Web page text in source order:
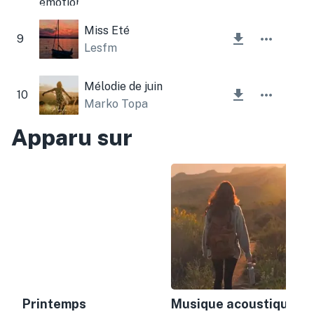
9
Miss Eté
Lesfm
10
Mélodie de juin
Marko Topa
Apparu sur
Printemps
Musique acoustique